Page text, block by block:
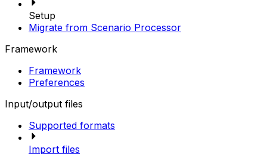
Setup
Migrate from Scenario Processor
Framework
Framework
Preferences
Input/output files
Supported formats
Import files